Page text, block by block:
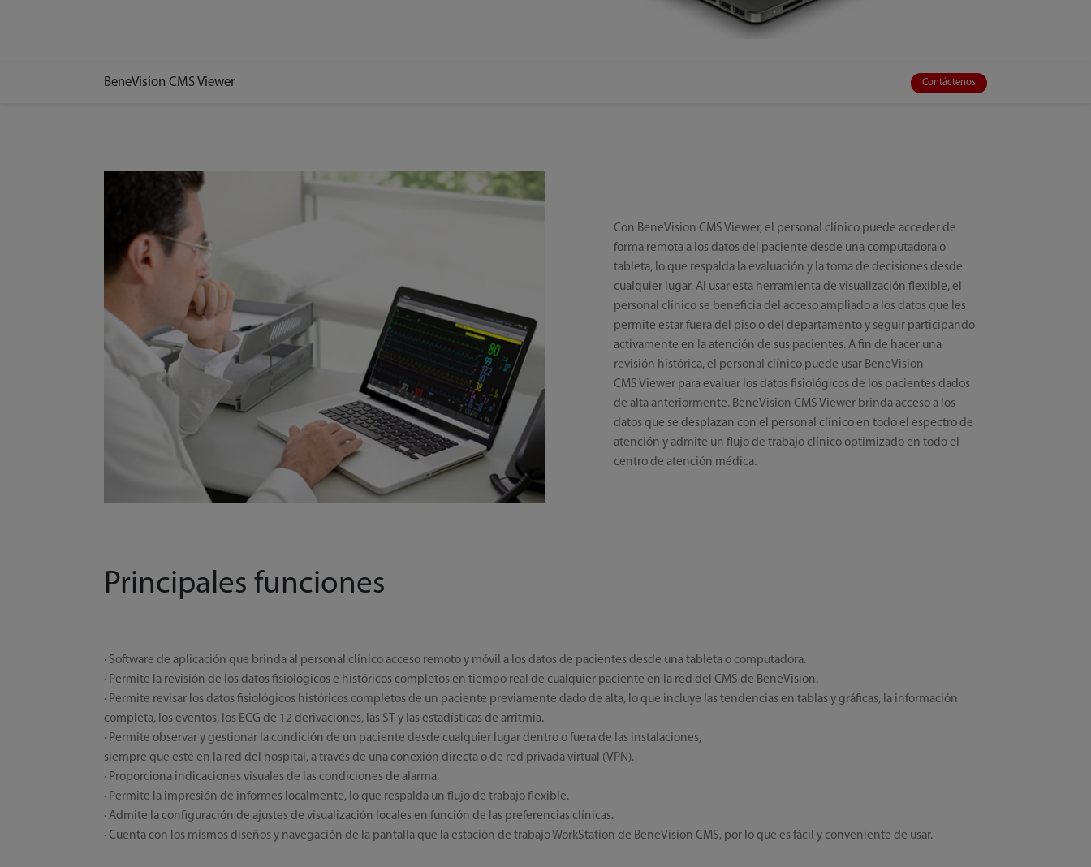
BeneVision CMS Viewer Contáctenos
Con BeneVision CMS Viewer, el personal clínico puede acceder de
forma remota a los datos del paciente desde una computadora o
tableta, lo que respalda la evaluación y la toma de decisiones desde
cualquier lugar. Al usar esta herramienta de visualización flexible, el
personal clínico se beneficia del acceso ampliado a los datos que les
permite estar fuera del piso o del departamento y seguir participando
activamente en la atención de sus pacientes. A fin de hacer una
revisión histórica, el personal clínico puede usar BeneVision
CMS Viewer para evaluar los datos fisiológicos de los pacientes dados
de alta anteriormente. BeneVision CMS Viewer brinda acceso a los
datos que se desplazan con el personal clínico en todo el espectro de
atención y admite un flujo de trabajo clínico optimizado en todo el
centro de atención médica.
Principales funciones
· Software de aplicación que brinda al personal clínico acceso remoto y móvil a los datos de pacientes desde una tableta o computadora.
· Permite la revisión de los datos fisiológicos e históricos completos en tiempo real de cualquier paciente en la red del CMS de BeneVision.
· Permite revisar los datos fisiológicos históricos completos de un paciente previamente dado de alta, lo que incluye las tendencias en tablas y gráficas, la información
completa, los eventos, los ECG de 12 derivaciones, las ST y las estadísticas de arritmia.
· Permite observar y gestionar la condición de un paciente desde cualquier lugar dentro o fuera de las instalaciones,
siempre que esté en la red del hospital, a través de una conexión directa o de red privada virtual (VPN).
· Proporciona indicaciones visuales de las condiciones de alarma.
· Permite la impresión de informes localmente, lo que respalda un flujo de trabajo flexible.
· Admite la configuración de ajustes de visualización locales en función de las preferencias clínicas.
· Cuenta con los mismos diseños y navegación de la pantalla que la estación de trabajo WorkStation de BeneVision CMS, por lo que es fácil y conveniente de usar.